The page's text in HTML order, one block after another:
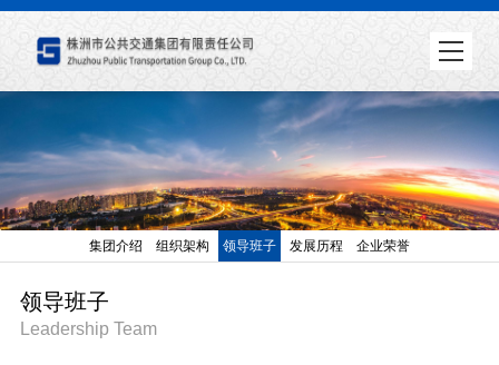
集团介绍 组织架构 领导班子 发展历程 企业荣誉
领导班子
Leadership Team